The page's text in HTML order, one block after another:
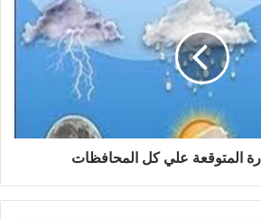
المتوقعة علي كل المحافظات